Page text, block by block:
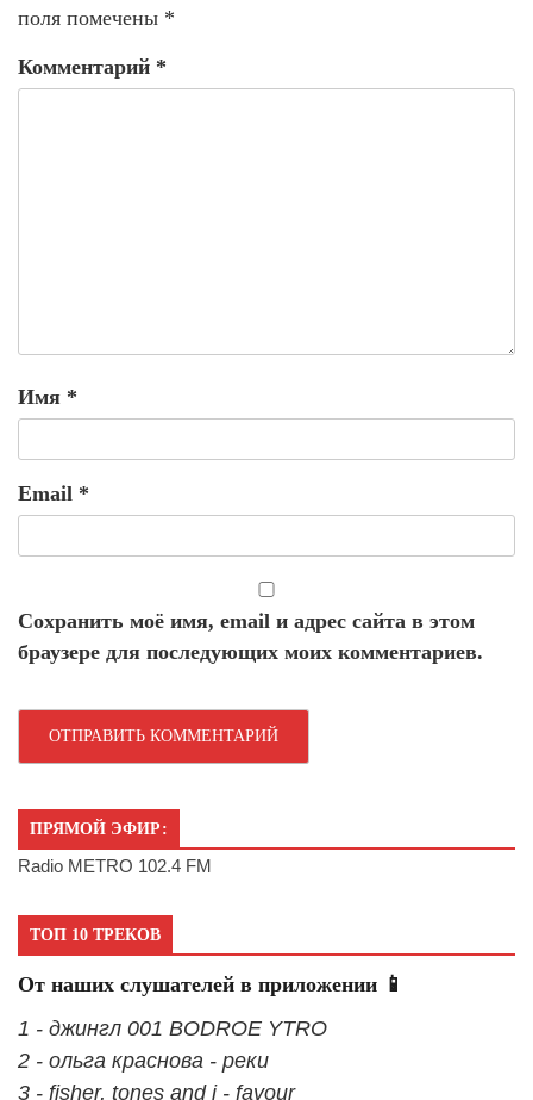
поля помечены *
Комментарий *
Имя *
Email *
Сохранить моё имя, email и адрес сайта в этом
браузере для последующих моих комментариев.
ПРЯМОЙ ЭФИР:
Radio METRO 102.4 FM
ТОП 10 ТРЕКОВ
От наших слушателей в приложении 📱
1 - джингл 001 BODROE YTRO
2 - ольга краснова - реки
3 - fisher, tones and i - favour